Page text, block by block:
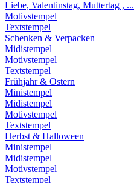
Liebe, Valentinstag, Muttertag , ...
Motivstempel
Textstempel
Schenken & Verpacken
Midistempel
Motivstempel
Textstempel
Frühjahr & Ostern
Ministempel
Midistempel
Motivstempel
Textstempel
Herbst & Halloween
Ministempel
Midistempel
Motivstempel
Textstempel